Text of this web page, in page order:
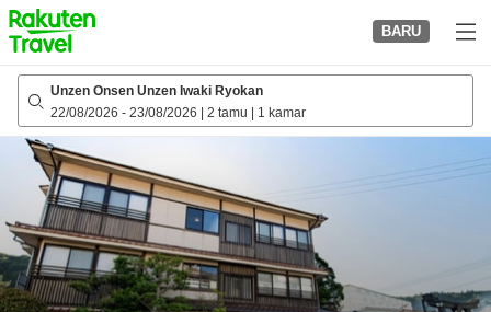
to
top
page
BARU
Unzen Onsen Unzen Iwaki Ryokan
22/08/2026 - 23/08/2026 2 tamu 1 kamar